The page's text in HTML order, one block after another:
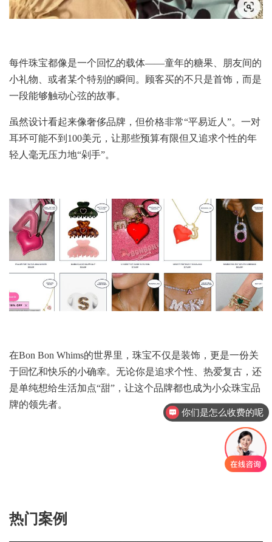
每件珠宝都像是一个回忆的载体——童年的糖果、朋友间的
小礼物、或者某个特别的瞬间。顾客买的不只是首饰，而是
一段能够触动心弦的故事。
虽然设计看起来像奢侈品牌，但价格非常“平易近人”。一对
耳环可能不到100美元，让那些预算有限但又追求个性的年
轻人毫无压力地“剁手”。
在Bon Bon Whims的世界里，珠宝不仅是装饰，更是一份关
于回忆和快乐的小确幸。无论你是追求个性、热爱复古，还
是单纯想给生活加点“甜”，让这个品牌都也成为小众珠宝品
牌的领先者。
热门案例
你们是怎么收费的呢
现在有优惠活动吗